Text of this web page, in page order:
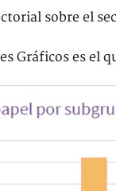
Gráficos es el